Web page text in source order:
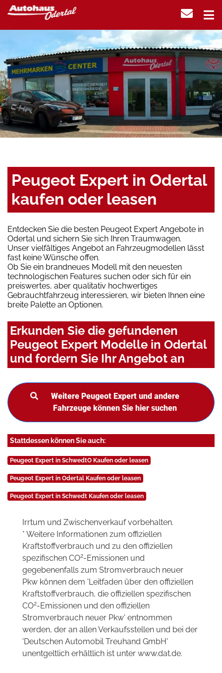
Peugeot Expert in Odertal
kaufen oder leasen
Entdecken Sie die besten Peugeot Expert Angebote in
Odertal und sichern Sie sich Ihren Traumwagen.
Unser vielfältiges Angebot an Fahrzeugmodellen lässt
fast keine Wünsche offen.
Ob Sie ein brandneues Modell mit den neuesten
technologischen Features suchen oder sich für ein
preiswertes, aber qualitativ hochwertiges
Gebrauchtfahrzeug interessieren, wir bieten Ihnen eine
breite Palette an Optionen.
Erkunden Sie die gefundenen
Peugeot Expert Modelle in Odertal
und fordern Sie Ihr Angebot an
Weitere Peugeot Expert und andere
Fahrzeuge können Sie hier suchen
Stattdessen können Sie auch:
Peugeot Expert in SchwedtO Kaufen oder leasen
Peugeot Expert in Odertal Kaufen oder leasen
Peugeot Expert in Schwedt Kaufen oder leasen
Irrtum und Zwischenverkauf vorbehalten.
* Weitere Informationen zum offiziellen
Kraftstoffverbrauch und zu den offiziellen
spezifischen CO2-Emissionen und
gegebenenfalls zum Stromverbrauch neuer
Pkw können dem 'Leitfaden über den offiziellen
Kraftstoffverbrauch, die offiziellen spezifischen
CO2-Emissionen und den offiziellen
Stromverbrauch neuer Pkw' entnommen
werden, der an allen Verkaufsstellen und bei der
'Deutschen Automobil Treuhand GmbH'
unentgeltlich erhältlich ist unter www.dat.de.